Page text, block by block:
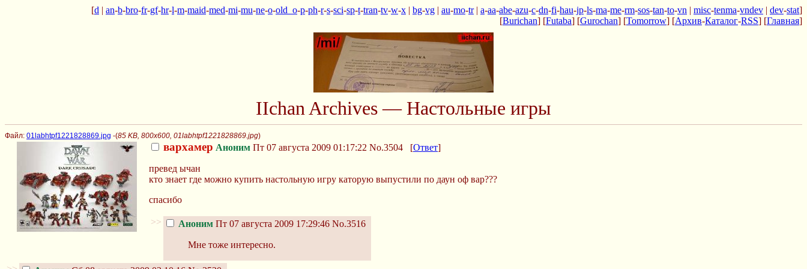
[d | an-b-bro-fr-gf-hr-l-m-maid-med-mi-mu-ne-o-old_o-p-ph-r-s-sci-sp-t-tran-tv-w-x | bg-vg | au-mo-tr| a-aa-abe-azu-c-dn-fi-hau-jp-ls-ma-me-rm-sos-tan-to-vn | misc-tenma-vndev | dev-stat]
[Burichan] [Futaba] [Gurochan] [Tomorrow] [Архив-Каталог-RSS] [Главная]
IIchan Archives — Настольные игры
Файл: 01labhtpf1221828869.jpg -(85 KB, 800x600, 01labhtpf1221828869.jpg)
вархамер Аноним Пт 07 августа 2009 01:17:22 No.3504 [Ответ]
превед ычан
кто знает где можно купить настольную игру каторую выпустили по даун оф вар???
спасибо
>> Аноним Пт 07 августа 2009 17:29:46 No.3516
Мне тоже интересно.